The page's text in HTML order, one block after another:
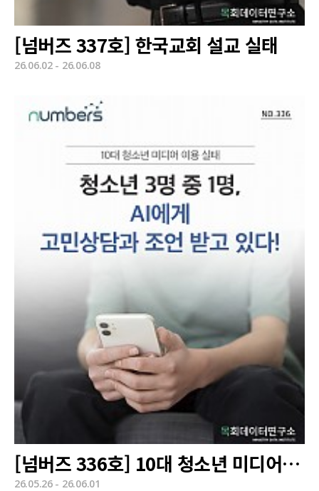
[넘버즈 337호] 한국교회 설교 실태
26.06.02 - 26.06.08
[넘버즈 336호] 10대 청소년 미디어 이용 실태
26.05.26 - 26.06.01